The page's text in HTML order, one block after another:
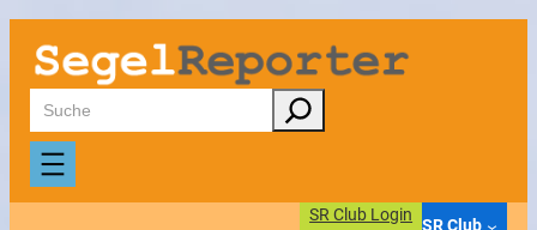
Zum
Inhalt
springen
Suchen
SR Club Login